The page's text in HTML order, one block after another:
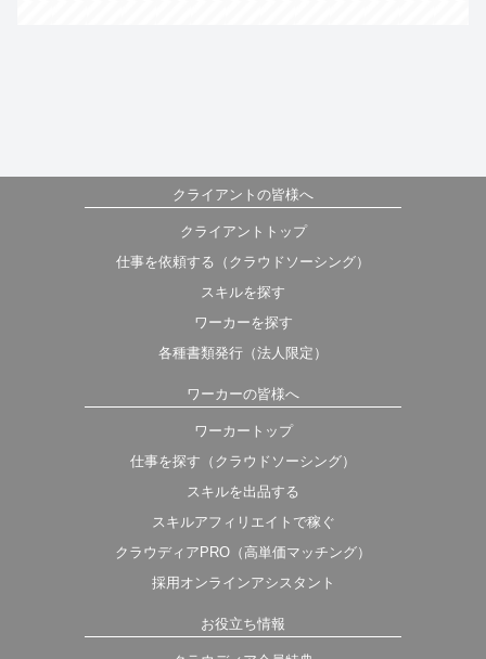
クライアントの皆様へ
クライアントトップ
仕事を依頼する（クラウドソーシング）
スキルを探す
ワーカーを探す
各種書類発行（法人限定）
ワーカーの皆様へ
ワーカートップ
仕事を探す（クラウドソーシング）
スキルを出品する
スキルアフィリエイトで稼ぐ
クラウディアPRO（高単価マッチング）
採用オンラインアシスタント
お役立ち情報